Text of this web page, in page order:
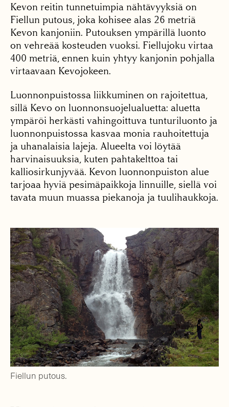
Kevon reitin tunnetuimpia nähtävyyksiä on
Fiellun putous, joka kohisee alas 26 metriä
Kevon kanjoniin. Putouksen ympärillä luonto
on vehreää kosteuden vuoksi. Fiellujoku virtaa
400 metriä, ennen kuin yhtyy kanjonin pohjalla
virtaavaan Kevojokeen.
Luonnonpuistossa liikkuminen on rajoitettua,
sillä Kevo on luonnonsuojelualuetta: aluetta
ympäröi herkästi vahingoittuva tunturiluonto ja
luonnonpuistossa kasvaa monia rauhoitettuja
ja uhanalaisia lajeja. Alueelta voi löytää
harvinaisuuksia, kuten pahtakelttoa tai
kalliosirkunjyvää. Kevon luonnonpuiston alue
tarjoaa hyviä pesimäpaikkoja linnuille, siellä voi
tavata muun muassa piekanoja ja tuulihaukkoja.
Fiellun putous.